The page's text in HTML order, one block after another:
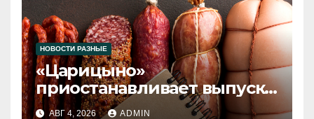
НОВОСТИ РАЗНЫЕ
«Царицыно»
приостанавливает выпуск
продукции
АВГ 4, 2026 ADMIN